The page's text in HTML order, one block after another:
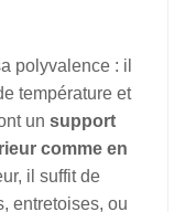
polyvalence : il
température et
un support
comme en
il suffit de
entretoises, ou